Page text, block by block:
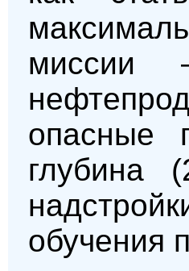
опасные
глубина
обучения